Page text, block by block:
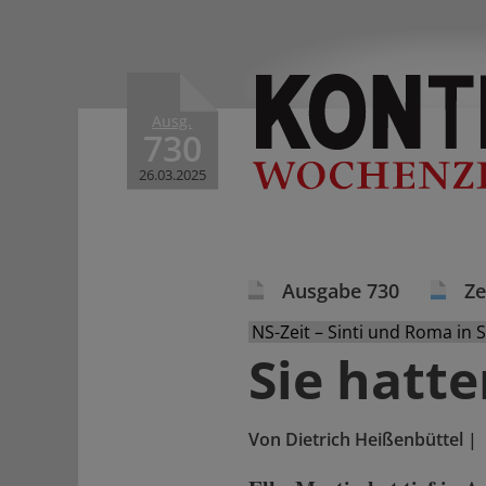
Ausg.
730
26.03.2025
Ausgabe 730
NS-Zeit – Sinti und Roma in
Sie
Von Dietrich Heißenbüttel |